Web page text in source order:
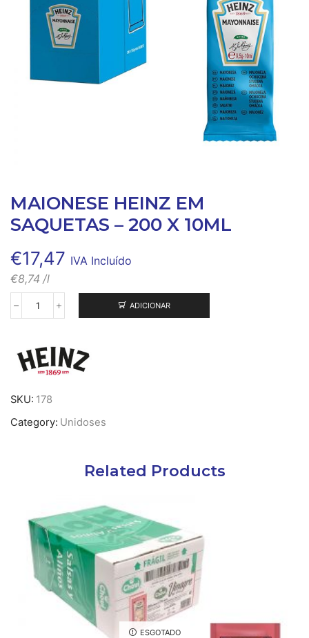
MAIONESE HEINZ EM
SAQUETAS – 200 X 10ML
€17,47 IVA Incluído
€8,74 /l
Quantidade
Heinz
em
-
x
ADICIONAR
SKU: 178
Category: Unidoses
Related Products
ESGOTADO